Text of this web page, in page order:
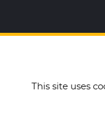
This site uses